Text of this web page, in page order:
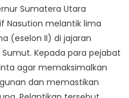
Sumatera Utara
Nasution melantik lima
(eselon II) di jajaran
Kepada para pejabat
agar memaksimalkan
dan memastikan